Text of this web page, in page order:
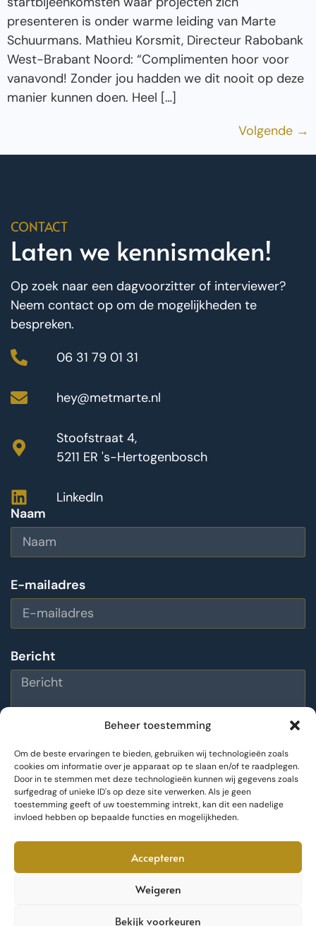
Beheer toestemming
Om de beste ervaringen te bieden, gebruiken wij technologieën zoals
cookies om informatie over je apparaat op te slaan en/of te raadplegen.
Door in te stemmen met deze technologieën kunnen wij gegevens zoals
surfgedrag of unieke ID's op deze site verwerken. Als je geen
toestemming geeft of uw toestemming intrekt, kan dit een nadelige
invloed hebben op bepaalde functies en mogelijkheden.
Accepteren
Weigeren
Bekijk voorkeuren
presenteren is onder warme leiding van Marte
Schuurmans. Mathieu Korsmit, Directeur Rabobank
West-Brabant Noord: “Complimenten hoor voor
vanavond! Zonder jou hadden we dit nooit op deze
manier kunnen doen. Heel […]
Volgende →
CONTACT
Laten we kennismaken!
Op zoek naar een dagvoorzitter of interviewer?
Neem contact op om de mogelijkheden te
bespreken.
06 31 79 01 31
hey@metmarte.nl
Stoofstraat 4,
5211 ER 's-Hertogenbosch
LinkedIn
Naam
E-mailadres
Bericht
Bericht versturen